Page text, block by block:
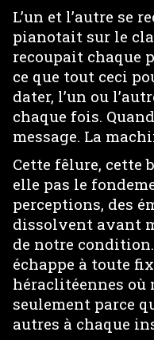
L’un et l’autre se
pianotait sur le
recoupait chaque
ce que tout ceci
dater, l’un ou
chaque fois.
message. La
Cette fêlure, cette
elle pas le
perceptions, des
dissolvent avant
de notre
échappe à toute
héraclitéennes où
seulement parce
autres à chaque